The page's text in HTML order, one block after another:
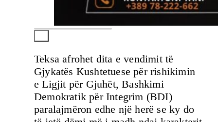
Teksa afrohet dita e vendimit të
Gjykatës Kushtetuese për rishikimin
e Ligjit për Gjuhët, Bashkimi
Demokratik për Integrim (BDI)
paralajmëron edhe një herë se ky do